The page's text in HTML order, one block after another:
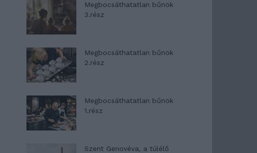
Megbocsáthatatlan bűnök
3.rész
Megbocsáthatatlan bűnök
2.rész
Megbocsáthatatlan bűnök
1.rész
Szent Genovéva, a túlélő